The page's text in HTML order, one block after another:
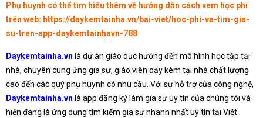
Phụ huynh có thể tìm hiểu thêm về hướng dẫn cách xem học phí
trên web: https://daykemtainha.vn/bai-viet/hoc-phi-va-tim-gia-
su-tren-app-daykemtainhavn-788
Daykemtainha.vn là dự án giáo dục hướng đến mô hình học tập tại
nhà, chuyên cung ứng gia sư, giáo viên dạy kèm tại nhà chất lượng
cao đến các quý phụ huynh có nhu cầu. Với sự hỗ trợ của công nghệ,
Daykemtainha.vn là app đăng ký làm gia sư uy tín của chúng tôi và
hiện đang là ứng dụng tìm kiếm gia sư nhanh nhất uy tín tại Việt